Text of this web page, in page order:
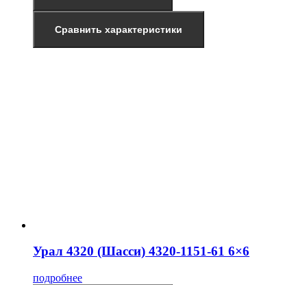
Сравнить характеристики
Урал 4320 (Шасси) 4320-1151-61 6×6
подробнее